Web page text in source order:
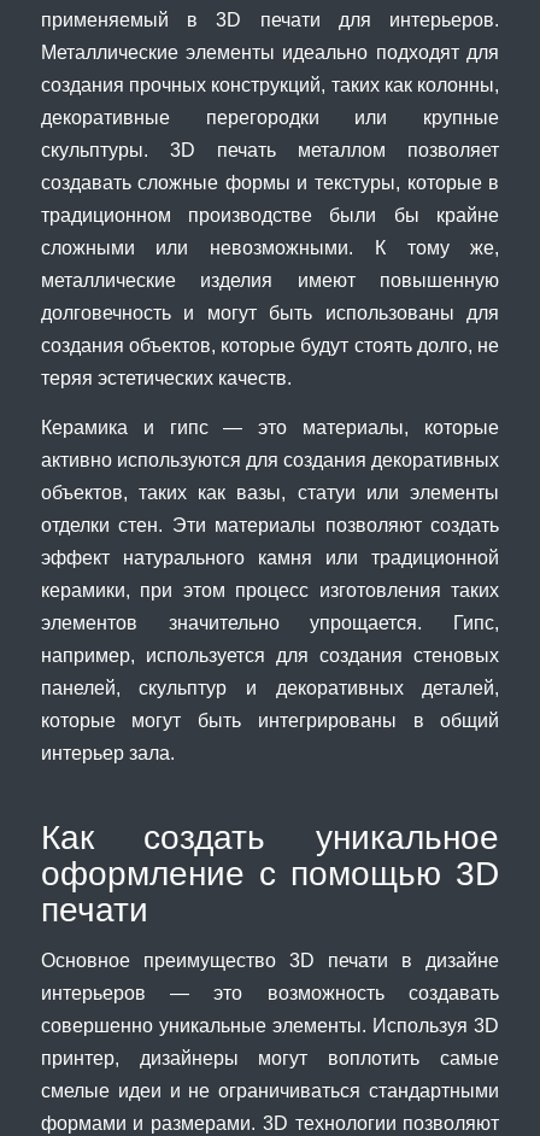
применяемый в 3D печати для интерьеров.
Металлические элементы идеально подходят для
создания прочных конструкций, таких как колонны,
декоративные перегородки или крупные
скульптуры. 3D печать металлом позволяет
создавать сложные формы и текстуры, которые в
традиционном производстве были бы крайне
сложными или невозможными. К тому же,
металлические изделия имеют повышенную
долговечность и могут быть использованы для
создания объектов, которые будут стоять долго, не
теряя эстетических качеств.
Керамика и гипс — это материалы, которые
активно используются для создания декоративных
объектов, таких как вазы, статуи или элементы
отделки стен. Эти материалы позволяют создать
эффект натурального камня или традиционной
керамики, при этом процесс изготовления таких
элементов значительно упрощается. Гипс,
например, используется для создания стеновых
панелей, скульптур и декоративных деталей,
которые могут быть интегрированы в общий
интерьер зала.
Как создать уникальное
оформление с помощью 3D
печати
Основное преимущество 3D печати в дизайне
интерьеров — это возможность создавать
совершенно уникальные элементы. Используя 3D
принтер, дизайнеры могут воплотить самые
смелые идеи и не ограничиваться стандартными
формами и размерами. 3D технологии позволяют